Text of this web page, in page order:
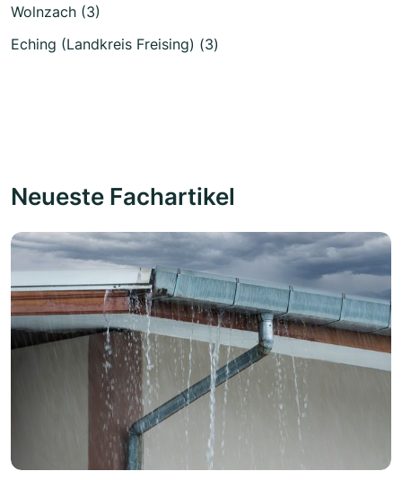
Wolnzach (3)
Eching (Landkreis Freising) (3)
Neueste Fachartikel